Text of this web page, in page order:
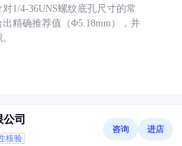
对1/4-36UNS螺纹底孔尺寸的常
精确推荐值（Φ5.18mm），并
公司
核验
咨询 进店